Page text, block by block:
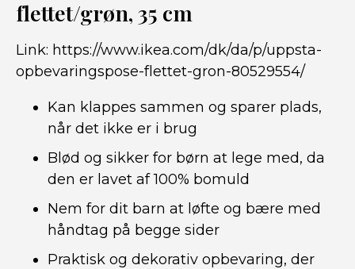
flettet/grøn, 35 cm
Link: https://www.ikea.com/dk/da/p/uppsta-
opbevaringspose-flettet-gron-80529554/
Kan klappes sammen og sparer plads,
når det ikke er i brug
Blød og sikker for børn at lege med, da
den er lavet af 100% bomuld
Nem for dit barn at løfte og bære med
håndtag på begge sider
Praktisk og dekorativ opbevaring, der